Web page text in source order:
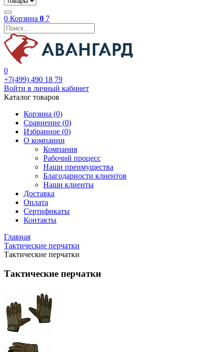
0 Корзина 0 7
0
+7(499) 490 18 79
Войти в личный кабинет
Каталог товаров
Корзина (0)
Сравнение (0)
Избранное (0)
О компании
Компания
Рабочий процесс
Наши преимущества
Благодарности клиентов
Наши клиенты
Доставка
Оплата
Сертификаты
Контакты
Главная
Тактические перчатки
Тактические перчатки
Тактические перчатки